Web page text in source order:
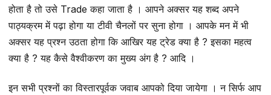
होता है तो उसे Trade कहा जाता है । आपने अक्सर यह शब्द अपने
पाठ्यक्रम में पढ़ा होगा या टीवी चैनलों पर सुना होगा । आपके मन में भी
अक्सर यह प्रश्न उठता होगा कि आखिर यह ट्रेड क्या है ? इसका महत्व
क्या है ? यह कैसे वैश्वीकरण का मुख्य अंग है ? आदि ।
इन सभी प्रश्नों का विस्तारपूर्वक जवाब आपको दिया जायेगा । न सिर्फ आप